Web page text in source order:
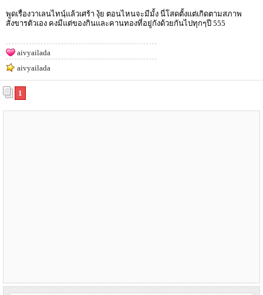
พูดเรื่องวาเลนไทนฺ์แล้วเศร้า งุ้ย ตอนไหนจะมีมั้ง นี่โสดตั้งเเต่เกิดตามสภาพ
สังขารตัวเอง คงมีแต่ของกินและคานทองที่อยู่กังด้วยกันไปทุกๆปี 555
aivyailada
aivyailada
1